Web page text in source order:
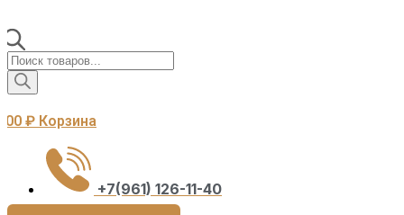
Поиск
товаров
₽ Корзина
+7(961) 126-11-40